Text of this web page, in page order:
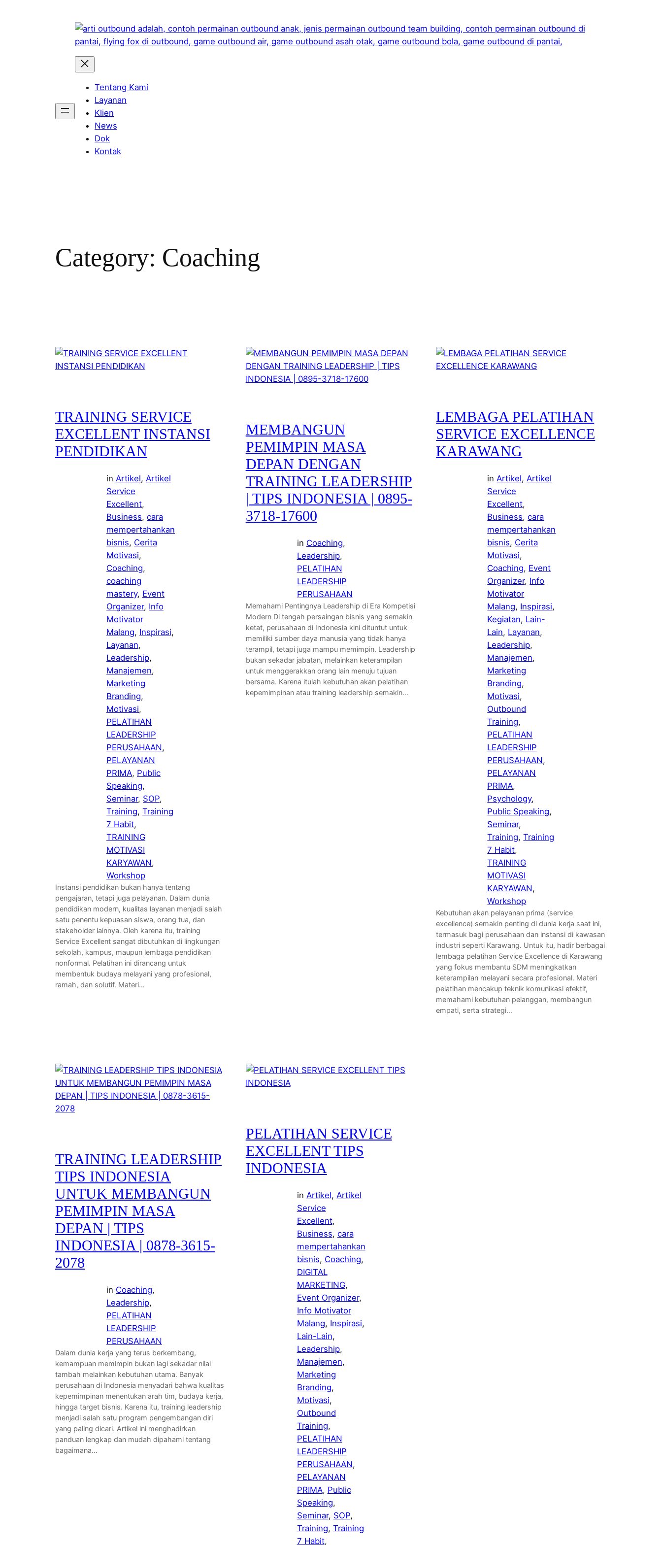
Tentang Kami
Layanan
Klien
News
Dok
Kontak
Category: Coaching
TRAINING SERVICE
EXCELLENT INSTANSI
PENDIDIKAN
in Artikel, Artikel
Service
Excellent
Business, cara
mempertahankan
bisnis, Cerita
Motivasi
Coaching
coaching
mastery, Event
Organizer, Info
Motivator
Malang, Inspirasi
Layanan
Leadership
Manajemen
Marketing
Branding
Motivasi
PELATIHAN
LEADERSHIP
PERUSAHAAN
PELAYANAN
PRIMA, Public
Speaking
Seminar, SOP
Training, Training
7 Habit
TRAINING
MOTIVASI
KARYAWAN
Workshop
Instansi pendidikan bukan hanya tentang
pengajaran, tetapi juga pelayanan. Dalam dunia
pendidikan modern, kualitas layanan menjadi salah
satu penentu kepuasan siswa, orang tua, dan
stakeholder lainnya. Oleh karena itu, training
Service Excellent sangat dibutuhkan di lingkungan
sekolah, kampus, maupun lembaga pendidikan
nonformal. Pelatihan ini dirancang untuk
membentuk budaya melayani yang profesional,
ramah, dan solutif. Materi…
MEMBANGUN
PEMIMPIN MASA
DEPAN DENGAN
TRAINING LEADERSHIP
| TIPS INDONESIA | 0895-
3718-17600
in Coaching
Leadership
PELATIHAN
LEADERSHIP
PERUSAHAAN
Memahami Pentingnya Leadership di Era Kompetisi
Modern Di tengah persaingan bisnis yang semakin
ketat, perusahaan di Indonesia kini dituntut untuk
memiliki sumber daya manusia yang tidak hanya
terampil, tetapi juga mampu memimpin. Leadership
bukan sekadar jabatan, melainkan keterampilan
untuk menggerakkan orang lain menuju tujuan
bersama. Karena itulah kebutuhan akan pelatihan
kepemimpinan atau training leadership semakin…
LEMBAGA PELATIHAN
SERVICE EXCELLENCE
KARAWANG
inArtikel, Artikel
Service
Excellent
Business, cara
mempertahankan
bisnis, Cerita
Motivasi
Coaching, Event
Organizer, Info
Motivator
Malang, Inspirasi
Kegiatan, Lain-
Lain, Layanan
Leadership
Manajemen
Marketing
Branding
Motivasi
Outbound
Training
PELATIHAN
LEADERSHIP
PERUSAHAAN
PELAYANAN
PRIMA
Psychology
Public Speaking
Seminar
Training, Training
7 Habit
TRAINING
MOTIVASI
KARYAWAN
Workshop
Kebutuhan akan pelayanan prima (service
excellence) semakin penting di dunia kerja saat ini,
termasuk bagi perusahaan dan instansi di kawasan
industri seperti Karawang. Untuk itu, hadir berbagai
lembaga pelatihan Service Excellence di Karawang
yang fokus membantu SDM meningkatkan
keterampilan melayani secara profesional. Materi
pelatihan mencakup teknik komunikasi efektif,
memahami kebutuhan pelanggan, membangun
empati, serta strategi…
TRAINING LEADERSHIP
TIPS INDONESIA
UNTUK MEMBANGUN
PEMIMPIN MASA
DEPAN | TIPS
INDONESIA | 0878-3615-
2078
in Coaching
Leadership
PELATIHAN
LEADERSHIP
PERUSAHAAN
Dalam dunia kerja yang terus berkembang,
kemampuan memimpin bukan lagi sekadar nilai
tambah melainkan kebutuhan utama. Banyak
perusahaan di Indonesia menyadari bahwa kualitas
kepemimpinan menentukan arah tim, budaya kerja,
hingga target bisnis. Karena itu, training leadership
menjadi salah satu program pengembangan diri
yang paling dicari. Artikel ini menghadirkan
panduan lengkap dan mudah dipahami tentang
bagaimana…
PELATIHAN SERVICE
EXCELLENT TIPS
INDONESIA
in Artikel, Artikel
Service
Excellent
Business, cara
mempertahankan
bisnis, Coaching
DIGITAL
MARKETING
Event Organizer
Info Motivator
Malang, Inspirasi
Lain-Lain
Leadership
Manajemen
Marketing
Branding
Motivasi
Outbound
Training
PELATIHAN
LEADERSHIP
PERUSAHAAN
PELAYANAN
PRIMA, Public
Speaking
Seminar, SOP
Training, Training
7 Habit